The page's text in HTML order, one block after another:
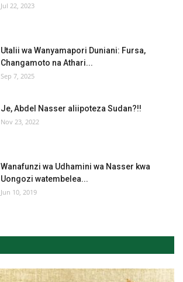
Jul 22, 2023
Utalii wa Wanyamapori Duniani: Fursa,
Changamoto na Athari...
Sep 7, 2025
Je, Abdel Nasser aliipoteza Sudan?!!
Nov 23, 2022
Wanafunzi wa Udhamini wa Nasser kwa
Uongozi watembelea...
Jun 10, 2019